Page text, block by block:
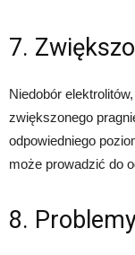
7.
Niedobór
zwiększonego
odpowiedniego
może prowadzić do
8.